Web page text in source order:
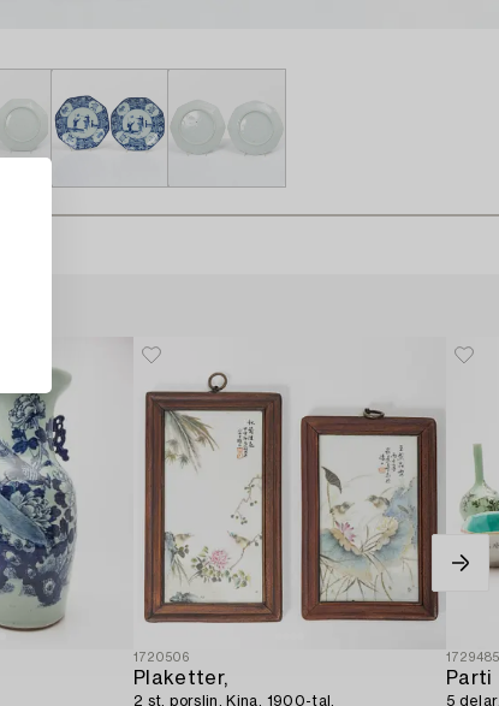
1720506
Plaketter,
2 st, porslin, Kina, 1900-tal.
Parti
5